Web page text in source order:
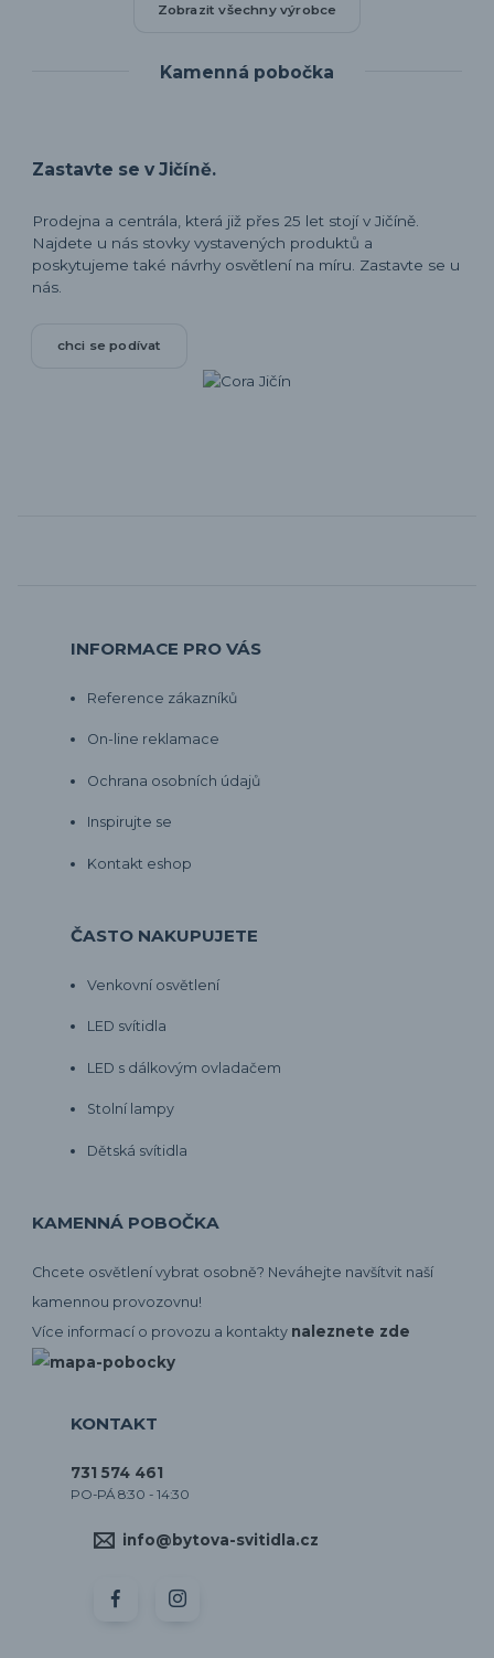
Zobrazit všechny výrobce
Kamenná pobočka
Zastavte se v Jičíně.
Prodejna a centrála, která již přes 25 let stojí v Jičíně.
Najdete u nás stovky vystavených produktů a
poskytujeme také návrhy osvětlení na míru. Zastavte se u
nás.
chci se podívat
INFORMACE PRO VÁS
Reference zákazníků
On-line reklamace
Ochrana osobních údajů
Inspirujte se
Kontakt eshop
ČASTO NAKUPUJETE
Venkovní osvětlení
LED svítidla
LED s dálkovým ovladačem
Stolní lampy
Dětská svítidla
KAMENNÁ POBOČKA
Chcete osvětlení vybrat osobně? Neváhejte navšítvit naší
kamennou provozovnu!
Více informací o provozu a kontakty naleznete zde
KONTAKT
731 574 461
PO-PÁ 8:30 - 14:30
info@bytova-svitidla.cz